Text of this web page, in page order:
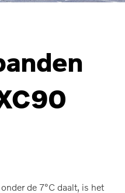
de 7°C daalt, is het